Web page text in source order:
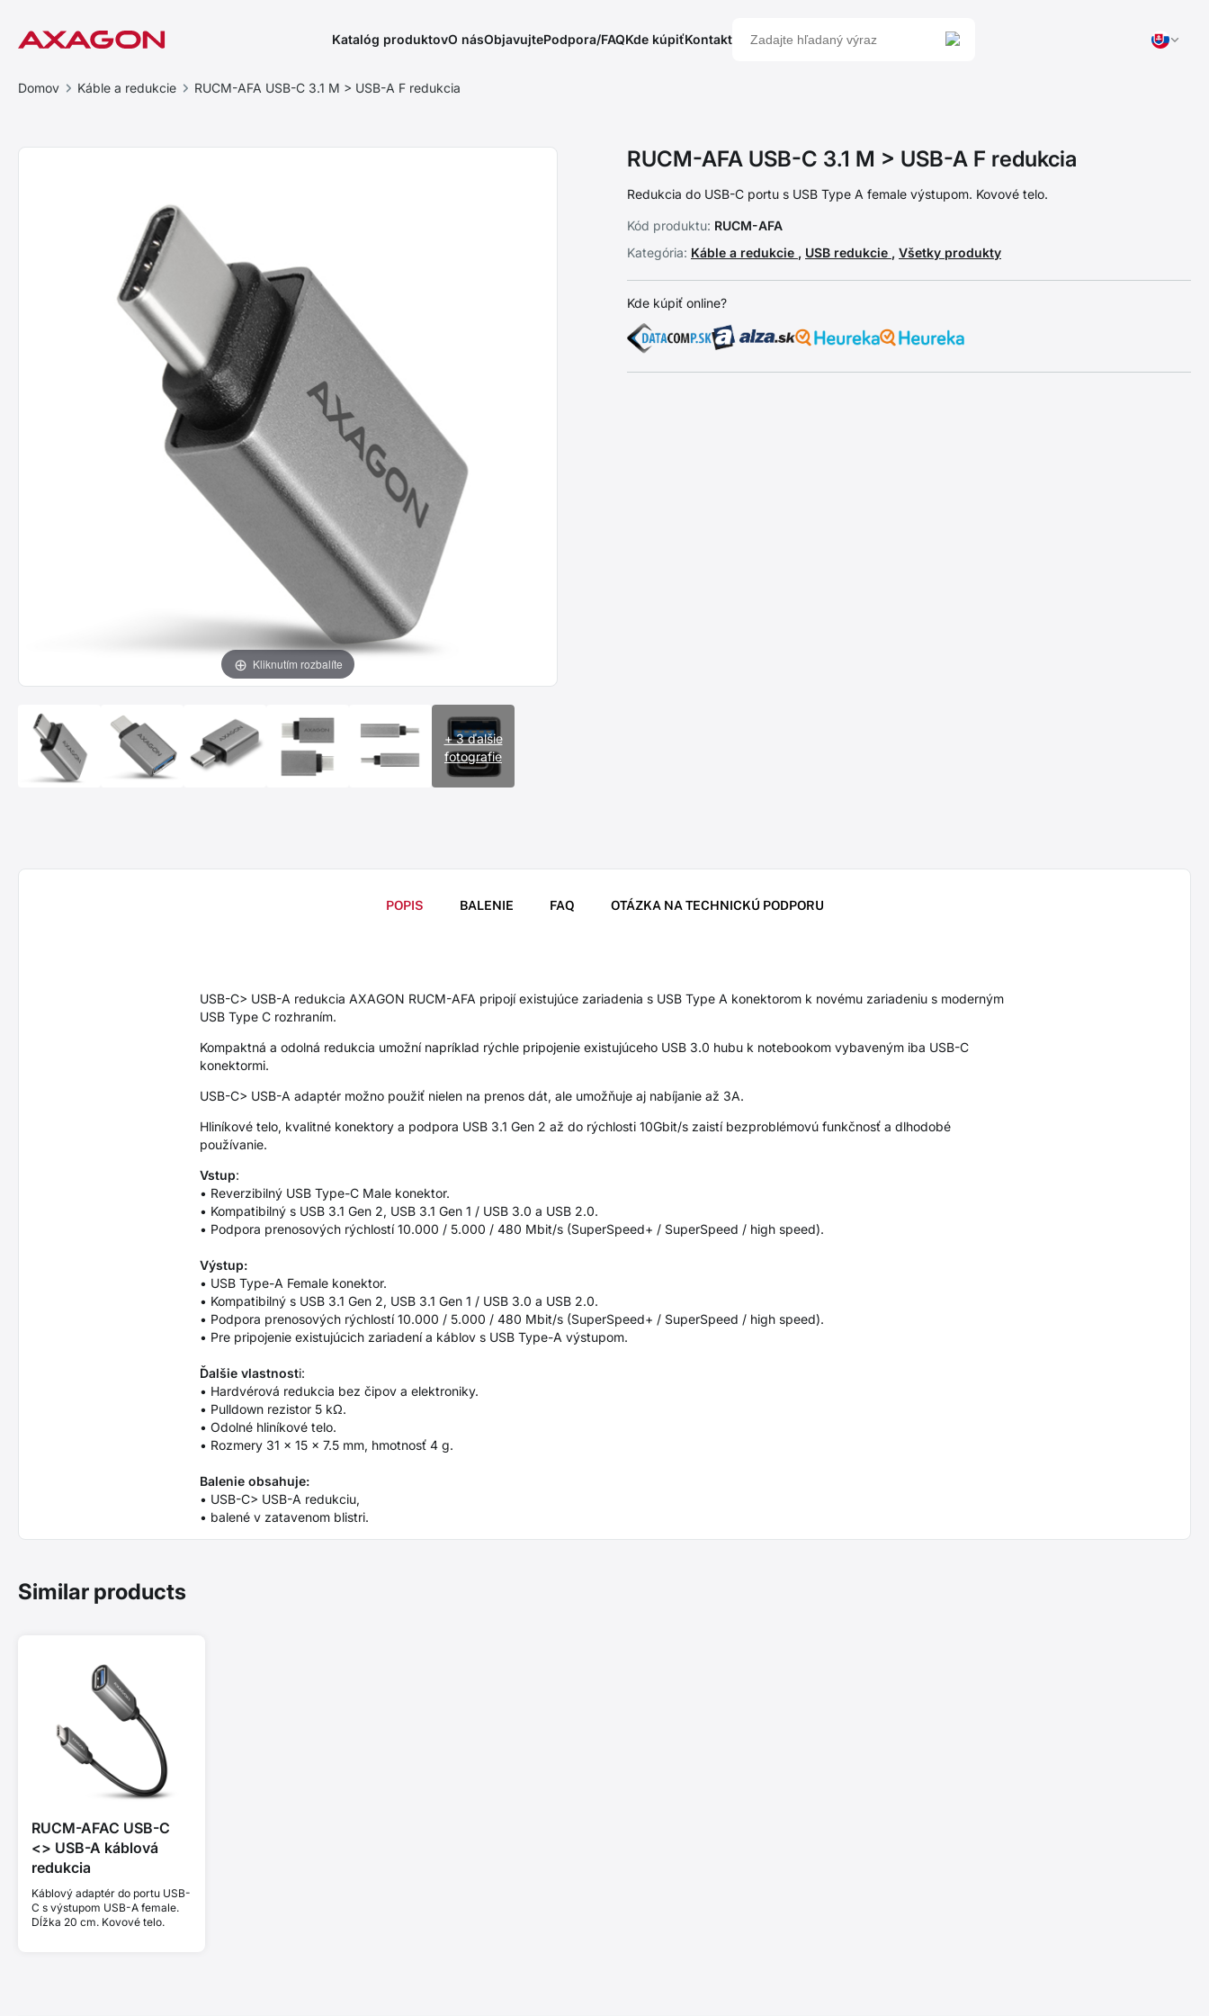
Katalóg produktovO násObjavujtePodpora/FAQKde kúpiťKontakt
Domov Káble a redukcie RUCM-AFA USB-C 3.1 M > USB-A F redukcia
Kliknutím rozbalíte
+ 3 ďalšie
fotografie
RUCM-AFA USB-C 3.1 M > USB-A F redukcia
Redukcia do USB-C portu s USB Type A female výstupom. Kovové telo.
Kód produktu: RUCM-AFA
Kategória: Káble a redukcie , USB redukcie , Všetky produkty
Kde kúpiť online?
POPIS BALENIE FAQ OTÁZKA NA TECHNICKÚ PODPORU
USB-C> USB-A redukcia AXAGON RUCM-AFA pripojí existujúce zariadenia s USB Type A konektorom k novému zariadeniu s moderným
USB Type C rozhraním.
Kompaktná a odolná redukcia umožní napríklad rýchle pripojenie existujúceho USB 3.0 hubu k notebookom vybaveným iba USB-C
konektormi.
USB-C> USB-A adaptér možno použiť nielen na prenos dát, ale umožňuje aj nabíjanie až 3A.
Hliníkové telo, kvalitné konektory a podpora USB 3.1 Gen 2 až do rýchlosti 10Gbit/s zaistí bezproblémovú funkčnosť a dlhodobé
používanie.
Vstup:
• Reverzibilný USB Type-C Male konektor.
• Kompatibilný s USB 3.1 Gen 2, USB 3.1 Gen 1 / USB 3.0 a USB 2.0.
• Podpora prenosových rýchlostí 10.000 / 5.000 / 480 Mbit/s (SuperSpeed+ / SuperSpeed / high speed).
Výstup:
• USB Type-A Female konektor.
• Kompatibilný s USB 3.1 Gen 2, USB 3.1 Gen 1 / USB 3.0 a USB 2.0.
• Podpora prenosových rýchlostí 10.000 / 5.000 / 480 Mbit/s (SuperSpeed+ / SuperSpeed / high speed).
• Pre pripojenie existujúcich zariadení a káblov s USB Type-A výstupom.
Ďalšie vlastnosti:
• Hardvérová redukcia bez čipov a elektroniky.
• Pulldown rezistor 5 kΩ.
• Odolné hliníkové telo.
• Rozmery 31 x 15 x 7.5 mm, hmotnosť 4 g.
Balenie obsahuje:
• USB-C> USB-A redukciu,
• balené v zatavenom blistri.
Similar products
RUCM-AFAC USB-C
<> USB-A káblová
redukcia
Káblový adaptér do portu USB-
C s výstupom USB-A female.
Dĺžka 20 cm. Kovové telo.